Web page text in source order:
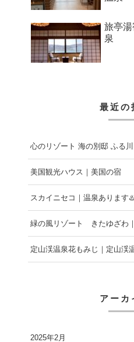
旅亭
泉
最近の
心のリゾート 海の別邸 ふる
美国観光ハウス｜美国の宿
スカイニセコ｜温泉あります♨️
緑の風リゾート きたゆざわ
定山渓温泉花もみじ｜定山渓
アーカ
2025年2月